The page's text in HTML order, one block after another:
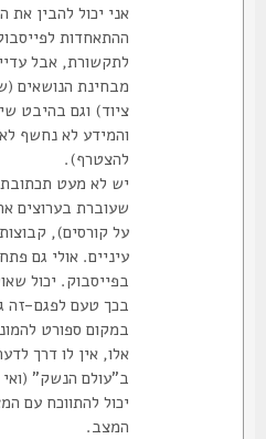
אני יכול להבין את
ההתאחדות לפייסבוק
לתקשורת, אבל עדיין
מבחינת הנושאים
ציוד) וגם בהיבט
והמידע לא נחשף
להצטרף).
יש לא מעט תכתובת,
שעוברת בערוצים
על קורסים), קבוצות
עיניים. אולי גם פתחו
בפייסבוק. יכול שאולי
בכך טעם לפגם-זה גם
במקום ספורט להמונים
אלו, אין לו דרך לדעת)
ב"עולם הנשק" (ואי
יכול להתווכח עם
המצב.